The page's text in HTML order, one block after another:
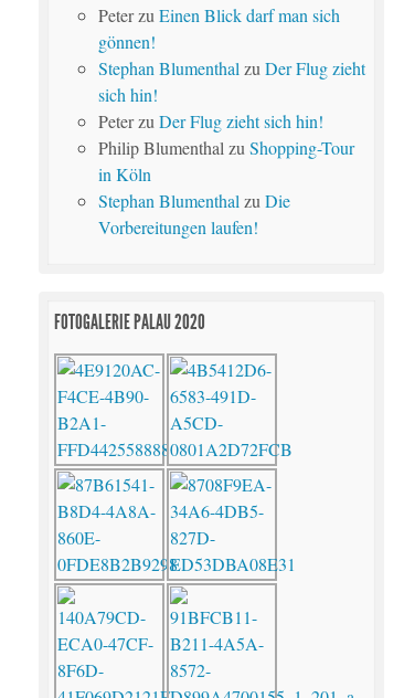
PeterzuEinen Blick darf man sich
gönnen!
Stephan Blumenthal zuDer Flug zieht
sich hin!
PeterzuDer Flug zieht sich hin!
Philip Blumenthal zuShopping-Tour
in Köln
Stephan Blumenthal zuDie
Vorbereitungen laufen!
FOTOGALERIE PALAU 2020